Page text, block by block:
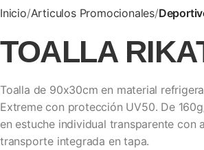
Inicio Articulos Promocionales
TOALLA
Toalla de 90x30cm en material
Extreme con protección UV50. De
en estuche individual transparente con
transporte integrada en tapa.